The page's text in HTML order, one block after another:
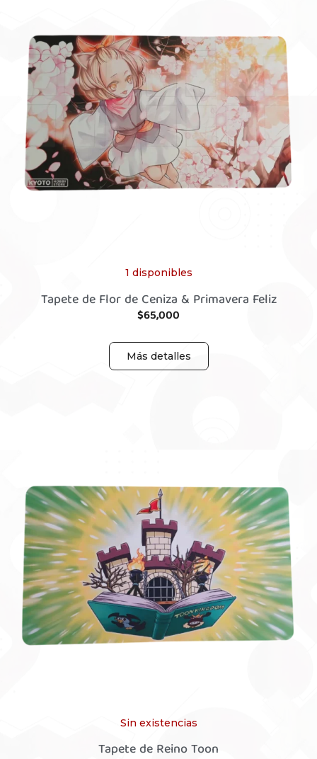
1 disponibles
Tapete de Flor de Ceniza & Primavera Feliz
$65,000
Más detalles
Sin existencias
Tapete de Reino Toon